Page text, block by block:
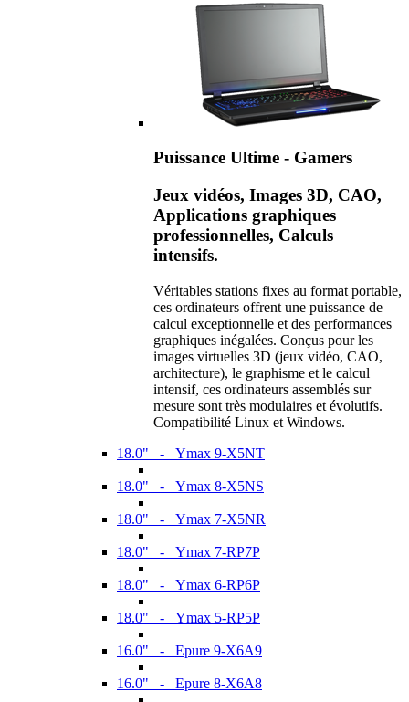
Puissance Ultime - Gamers
Jeux vidéos, Images 3D, CAO,
Applications graphiques
professionnelles, Calculs
intensifs.
Véritables stations fixes au format portable,
ces ordinateurs offrent une puissance de
calcul exceptionnelle et des performances
graphiques inégalées. Conçus pour les
images virtuelles 3D (jeux vidéo, CAO,
architecture), le graphisme et le calcul
intensif, ces ordinateurs assemblés sur
mesure sont très modulaires et évolutifs.
Compatibilité Linux et Windows.
18.0" - Ymax 9-X5NT
18.0" - Ymax 8-X5NS
18.0" - Ymax 7-X5NR
18.0" - Ymax 7-RP7P
18.0" - Ymax 6-RP6P
18.0" - Ymax 5-RP5P
16.0" - Epure 9-X6A9
16.0" - Epure 8-X6A8